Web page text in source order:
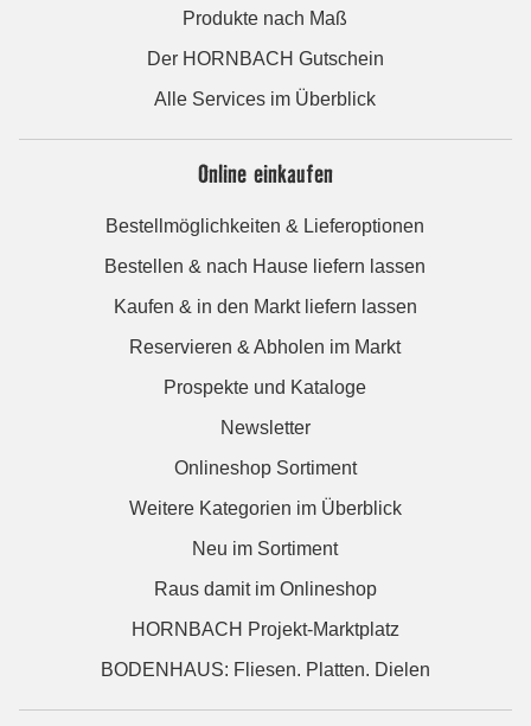
Produkte nach Maß
Der HORNBACH Gutschein
Alle Services im Überblick
Online einkaufen
Bestellmöglichkeiten & Lieferoptionen
Bestellen & nach Hause liefern lassen
Kaufen & in den Markt liefern lassen
Reservieren & Abholen im Markt
Prospekte und Kataloge
Newsletter
Onlineshop Sortiment
Weitere Kategorien im Überblick
Neu im Sortiment
Raus damit im Onlineshop
HORNBACH Projekt-Marktplatz
BODENHAUS: Fliesen. Platten. Dielen